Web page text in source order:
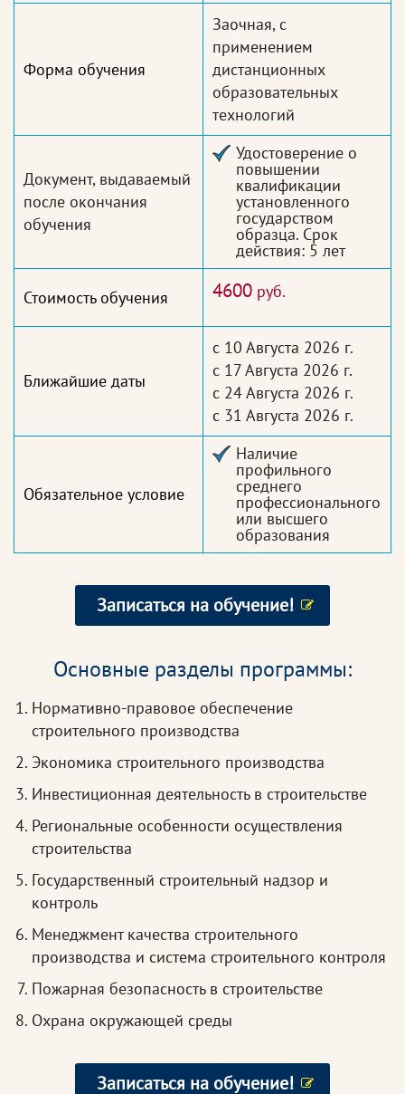
Форма обучения
Заочная, с
применением
дистанционных
образовательных
технологий
Документ, выдаваемый
после окончания
обучения
Удостоверение о
повышении
квалификации
установленного
государством
образца. Срок
действия: 5 лет
Стоимость обучения 4600 руб.
Ближайшие даты
с 10 Августа 2026 г.
с 17 Августа 2026 г.
с 24 Августа 2026 г.
с 31 Августа 2026 г.
Обязательное условие
Наличие
профильного
среднего
профессионального
или высшего
образования
Записаться на обучение!
Основные разделы программы:
Нормативно-правовое обеспечение
строительного производства
Экономика строительного производства
Инвестиционная деятельность в строительстве
Региональные особенности осуществления
строительства
Государственный строительный надзор и
контроль
Менеджмент качества строительного
производства и система строительного контроля
Пожарная безопасность в строительстве
Охрана окружающей среды
Записаться на обучение!